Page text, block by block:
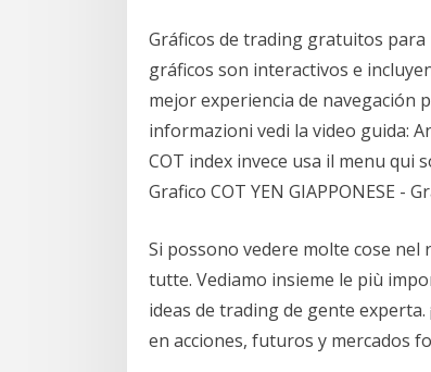
Gráficos de trading gratuitos
gráficos son interactivos e
mejor experiencia de navegación
informazioni vedi la video guida:
COT index invece usa il menu qui
Grafico COT YEN GIAPPONESE -
Si possono vedere molte cose
tutte. Vediamo insieme le più
ideas de trading de gente
en acciones, futuros y mercados